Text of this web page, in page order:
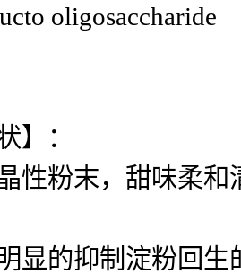
oligosaccharide
】：
性粉末，甜味柔
显的抑制淀粉回